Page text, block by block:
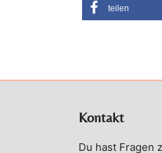
teilen
Kontakt
Du hast Fragen